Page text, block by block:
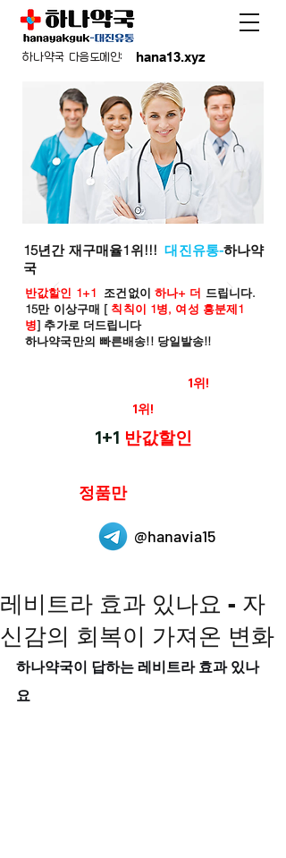
hana13.xyz
하나약국 다음도메인:
15년간 재구매율1위!!!대진유통-하나약
국
반값할인 1+1 조건없이 하나+ 더 드립니다.
15만 이상구매 [ 칙칙이 1병, 여성 흥분제1
병] 추가로 더드립니다
하나약국만의 빠른배송!! 당일발송!!
1위!
1위!
1+1 반값할인
정품만
@hanavia15
레비트라 효과 있나요 - 자
신감의 회복이 가져온 변화
하나약국이 답하는 레비트라 효과 있나
요